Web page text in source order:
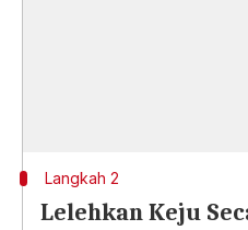
Langkah 2
Lelehkan Keju